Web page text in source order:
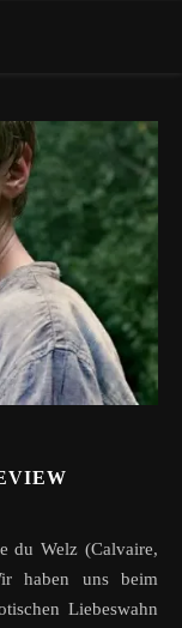
haben uns beim
Liebeswahn